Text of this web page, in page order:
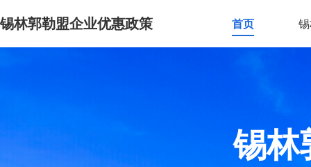
锡林郭勒盟企业优惠政策 首页
锡林